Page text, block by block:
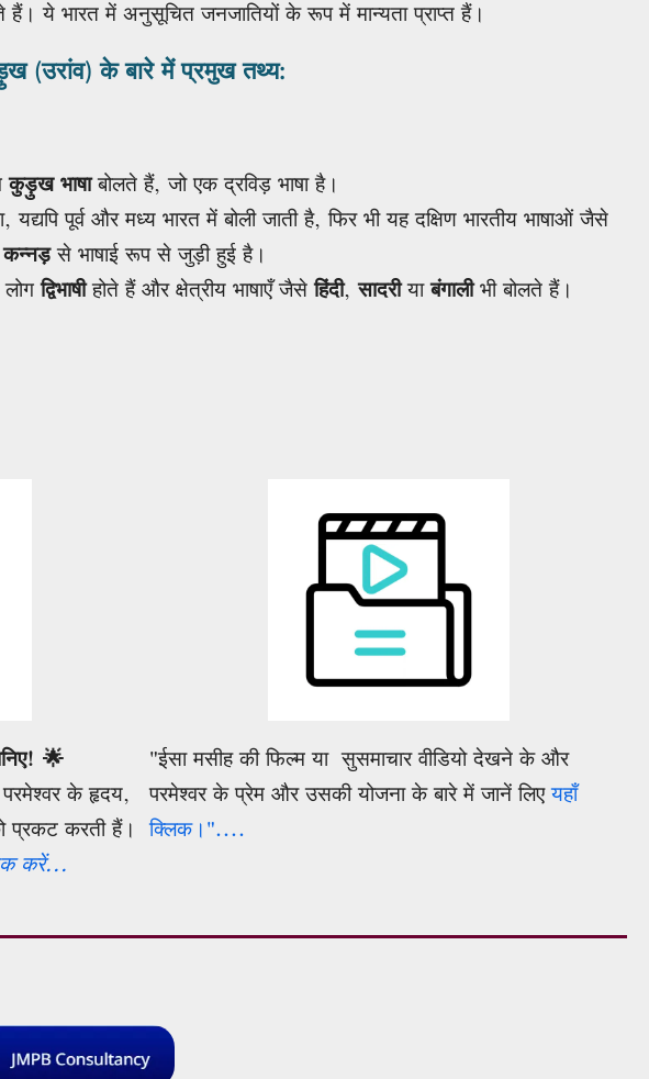
हैं। ये भारत में अनुसूचित जनजातियों के रूप में मान्यता प्राप्त हैं।
(उरांव) के बारे में प्रमुख तथ्य:
कुड़ुख भाषाबोलते हैं, जो एक द्रविड़ भाषा है।
यद्यपि पूर्व और मध्य भारत में बोली जाती है, फिर भी यह दक्षिण भारतीय भाषाओं जैसे
कन्नड़से भाषाई रूप से जुड़ी हुई है।
द्विभाषीहोते हैं और क्षेत्रीय भाषाएँ जैसेहिंदी,सादरीयाबंगालीभी बोलते हैं।
🌟
परमेश्वर के हृदय,
प्रकट करती हैं।
करें...
"ईसा मसीह की फिल्म या सुसमाचार वीडियो देखने के और
परमेश्वर के प्रेम और उसकी योजना के बारे में जानें लिएयहाँ
क्लिक।"....